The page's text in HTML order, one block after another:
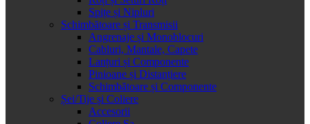
Spițe și Nipluri
Schimbătoare și Transmisii
Angrenaje și Monoblocuri
Cabluri, Mantale, Capete
Lanțuri și Componente
Pinioane și Distanțiere
Schimbătoare și Componente
Șei/Tije și Coliere
Accesorii